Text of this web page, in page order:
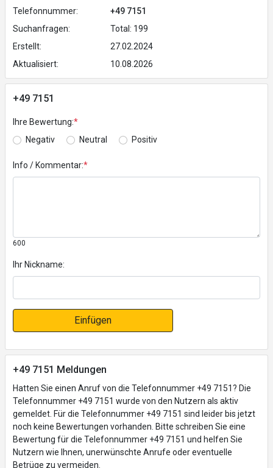
Telefonnummer:
+49 7151
Suchanfragen:
Total: 199
Erstellt:
27.02.2024
Aktualisiert:
10.08.2026
+49 7151
Ihre Bewertung:*
Negativ
Neutral Positiv
Info / Kommentar:*
600
Ihr Nickname:
Einfügen
+49 7151 Meldungen
Hatten Sie einen Anruf von die Telefonnummer +49 7151? Die
Telefonnummer +49 7151 wurde von den Nutzern als aktiv
gemeldet. Für die Telefonnummer +49 7151 sind leider bis jetzt
noch keine Bewertungen vorhanden. Bitte schreiben Sie eine
Bewertung für die Telefonnummer +49 7151 und helfen Sie
Nutzern wie Ihnen, unerwünschte Anrufe oder eventuelle
Betrüge zu vermeiden.